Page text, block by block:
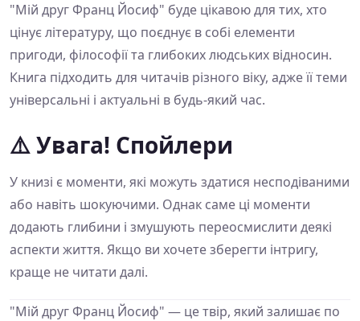
"Мій друг Франц Йосиф" буде цікавою для тих, хто
цінує літературу, що поєднує в собі елементи
пригоди, філософії та глибоких людських відносин.
Книга підходить для читачів різного віку, адже її теми
універсальні і актуальні в будь-який час.
⚠️ Увага! Спойлери
У книзі є моменти, які можуть здатися несподіваними
або навіть шокуючими. Однак саме ці моменти
додають глибини і змушують переосмислити деякі
аспекти життя. Якщо ви хочете зберегти інтригу,
краще не читати далі.
"Мій друг Франц Йосиф" — це твір, який залишає по